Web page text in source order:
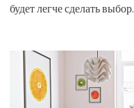
будет легче сделать выбор.